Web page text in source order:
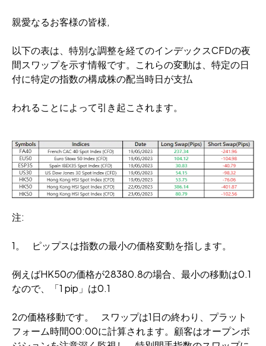
親愛なるお客様の皆様,
以下の表は、特別な調整を経てのインデックスCFDの夜
間スワップを示す情報です。これらの変動は、特定の日
付に特定の指数の構成株の配当時日が支払
われることによって引き起こされます。
注:
1。 ピップスは指数の最小の価格変動を指します。
例えばHK50の価格が28380.8の場合、最小の移動は0.1
なので、「1 pip」は0.1
2の価格移動です。 スワップは1日の終わり、プラット
フォーム時間00:00に計算されます。顧客はオープンポ